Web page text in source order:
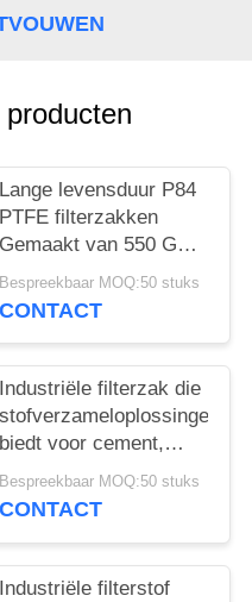
Lange levensduur P84
PTFE filterzakken
Gemaakt van 550 GSM
P84 filterdoek voor
diverse industriële
Bespreekbaar MOQ:50 stuks
CONTACT
Industriële filterzak die
stofverzameloplossingen
biedt voor cement,
steenkoolmijnen en
staalfabrieken met
Bespreekbaar MOQ:50 stuks
CONTACT
Industriële filterstof